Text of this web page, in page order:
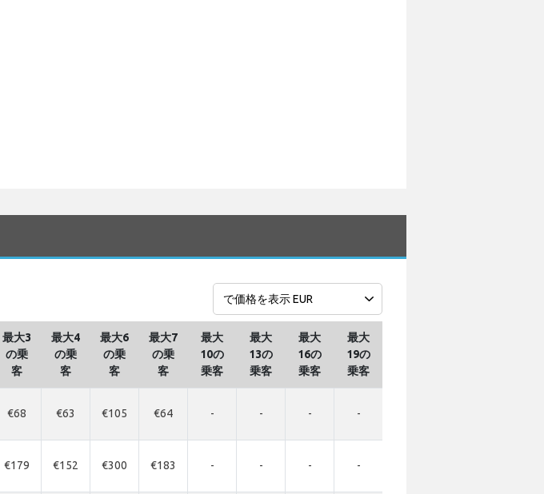
最大3
の乗
客
最大4
の乗
客
最大6
の乗
客
最大7
の乗
客
最大
10の
乗客
最大
13の
乗客
最大
16の
乗客
最大
19の
乗客
€68 €63 €105 €64 - - - -
€179 €152 €300 €183 - - - -